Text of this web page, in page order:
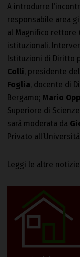
A introdurre
responsabile area
al Magnifico rettore
istituzionali.
Istituzioni di Diritto
Colli, presidente
Foglia, docente di
Bergamo; Mario
Superiore di
sarà moderata da
Privato
Leggi le altre